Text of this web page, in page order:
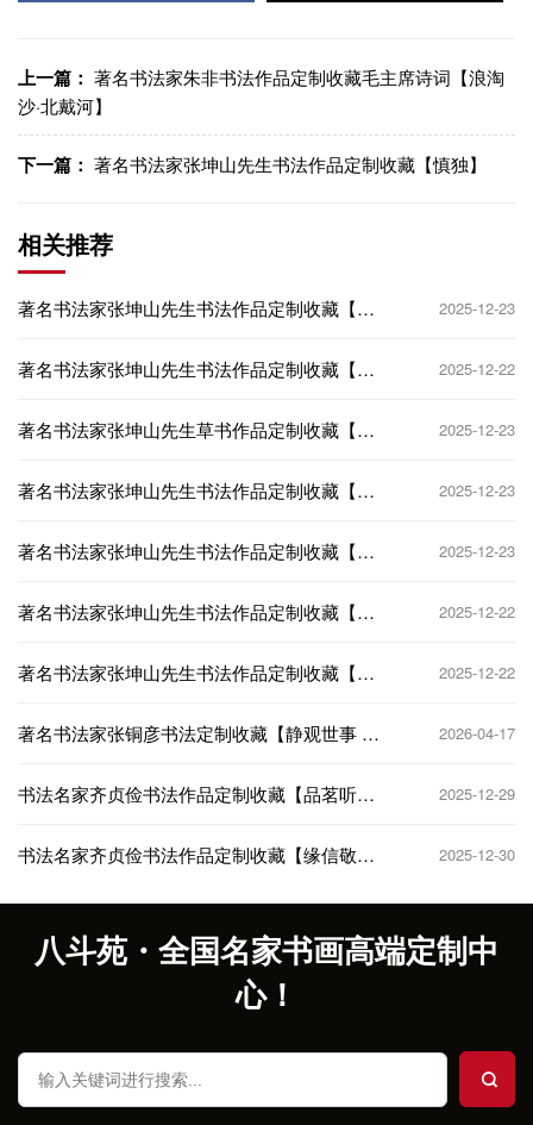
上一篇： 著名书法家朱非书法作品定制收藏毛主席诗词【浪淘
沙·北戴河】
下一篇： 著名书法家张坤山先生书法作品定制收藏【慎独】
相关推荐
著名书法家张坤山先生书法作品定制收藏【抱
2025-12-23
著名书法家张坤山先生书法作品定制收藏【慎
2025-12-22
著名书法家张坤山先生草书作品定制收藏【岳
2025-12-23
著名书法家张坤山先生书法作品定制收藏【望
2025-12-23
著名书法家张坤山先生书法作品定制收藏【观
2025-12-23
著名书法家张坤山先生书法作品定制收藏【嗜
2025-12-22
著名书法家张坤山先生书法作品定制收藏【千
2025-12-22
著名书法家张铜彦书法定制收藏【静观世事 笑
2026-04-17
书法名家齐贞俭书法作品定制收藏【品茗听
2025-12-29
书法名家齐贞俭书法作品定制收藏【缘信敬
2025-12-30
八斗苑・全国名家书画高端定制中
心！